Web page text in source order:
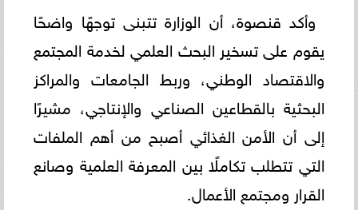
وأكد قنصوة، أن الوزارة تتبنى توجهًا واضحًا
يقوم على تسخير البحث العلمي لخدمة المجتمع
والاقتصاد الوطني، وربط الجامعات والمراكز
البحثية بالقطاعين الصناعي والإنتاجي، مشيرًا
إلى أن الأمن الغذائي أصبح من أهم الملفات
التي تتطلب تكاملًا بين المعرفة العلمية وصانع
القرار ومجتمع الأعمال.